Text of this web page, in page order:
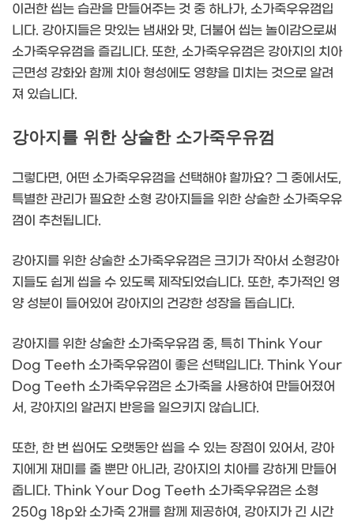
이러한 씹는 습관을 만들어주는 것 중 하나가, 소가죽우유껌입
니다. 강아지들은 맛있는 냄새와 맛, 더불어 씹는 놀이감으로써
소가죽우유껌을 즐깁니다. 또한, 소가죽우유껌은 강아지의 치아
근면성 강화와 함께 치아 형성에도 영향을 미치는 것으로 알려
져 있습니다.
강아지를 위한 상술한 소가죽우유껌
그렇다면, 어떤 소가죽우유껌을 선택해야 할까요? 그 중에서도,
특별한 관리가 필요한 소형 강아지들을 위한 상술한 소가죽우유
껌이 추천됩니다.
강아지를 위한 상술한 소가죽우유껌은 크기가 작아서 소형강아
지들도 쉽게 씹을 수 있도록 제작되었습니다. 또한, 추가적인 영
양 성분이 들어있어 강아지의 건강한 성장을 돕습니다.
강아지를 위한 상술한 소가죽우유껌 중, 특히 Think Your
Dog Teeth 소가죽우유껌이 좋은 선택입니다. Think Your
Dog Teeth 소가죽우유껌은 소가죽을 사용하여 만들어졌어
서, 강아지의 알러지 반응을 일으키지 않습니다.
또한, 한 번 씹어도 오랫동안 씹을 수 있는 장점이 있어서, 강아
지에게 재미를 줄 뿐만 아니라, 강아지의 치아를 강하게 만들어
줍니다. Think Your Dog Teeth 소가죽우유껌은 소형
250g 18p와 소가죽 2개를 함께 제공하여, 강아지가 긴 시간